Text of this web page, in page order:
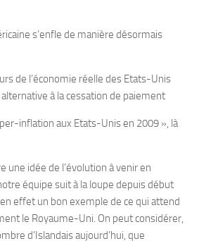
s’enfle de manière désormais
de l’économie réelle des Etats-Unis
à la cessation de paiement
inflation aux Etats-Unis en 2009 », là
une idée de l’évolution à venir en
équipe suit à la loupe depuis début
effet un bon exemple de ce qui attend
le Royaume-Uni. On peut considérer,
d’Islandais aujourd’hui, que